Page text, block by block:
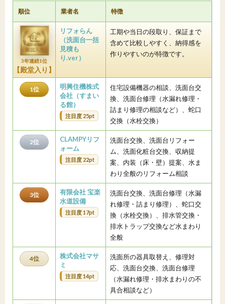
順位 業者名 特徴
3年連続1位
【殿堂入り】
リフォらん
（洗面台一括
見積も
り.ver）
工期や当日の段取り、保証まで
含めて比較しやすく、納得感を
作りやすいのが特徴です。
1位
明興住機株式
会社（すまい
る館）
注目度 25pt
住宅設備機器の相談、洗面台交
換、洗面台修理（水漏れ修理・
詰まり修理の相談など）、蛇口
交換（水栓交換）
2位
CLAMPYリフ
ォーム
注目度 22pt
洗面台交換、洗面台リフォー
ム、洗面化粧台交換、収納提
案、内装（床・壁）提案、水ま
わり全般のリフォーム相談
3位
有限会社 宝楽
水道設備
注目度 17pt
洗面台交換、洗面台修理（水漏
れ修理・詰まり修理）、蛇口交
換（水栓交換）、排水管交換・
排水トラップ交換など水まわり
全般
4位
株式会社マサ
ミ
注目度 14pt
洗面所の器具取替え、修理対
応、洗面台交換、洗面台修理
（水漏れ修理・排水まわりの不
具合相談など）